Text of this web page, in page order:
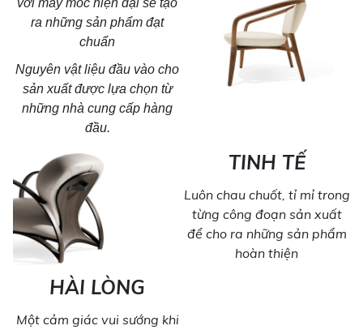
với máy móc hiện đại sẽ tạo
ra những sản phẩm đạt
chuẩn
Nguyên vật liệu đầu vào cho
sản xuất được lựa chọn từ
những nhà cung cấp hàng
đầu.
TINH TẾ
Luôn chau chuốt, tỉ mỉ trong
từng công đoạn sản xuất
để cho ra những sản phẩm
hoàn thiện
HÀI LÒNG
Một cảm giác vui sướng khi